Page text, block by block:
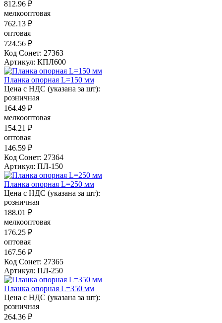
812.96 ₽
мелкооптовая
762.13 ₽
оптовая
724.56 ₽
Код Сонет: 27363
Артикул: КПЛ600
Планка опорная L=150 мм
Цена с НДС (указана за шт):
розничная
164.49 ₽
мелкооптовая
154.21 ₽
оптовая
146.59 ₽
Код Сонет: 27364
Артикул: ПЛ-150
Планка опорная L=250 мм
Цена с НДС (указана за шт):
розничная
188.01 ₽
мелкооптовая
176.25 ₽
оптовая
167.56 ₽
Код Сонет: 27365
Артикул: ПЛ-250
Планка опорная L=350 мм
Цена с НДС (указана за шт):
розничная
264.36 ₽